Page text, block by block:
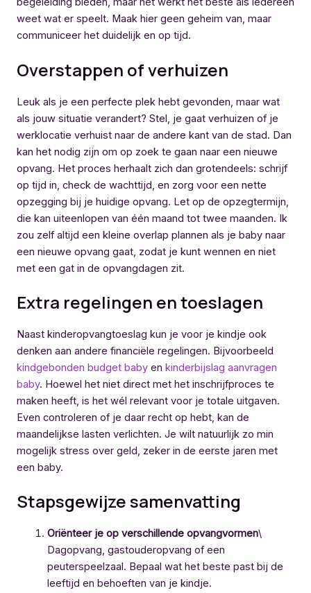
weet wat er speelt. Maak hier geen geheim van, maar
communiceer het duidelijk en op tijd.
Overstappen of verhuizen
Leuk als je een perfecte plek hebt gevonden, maar wat
als jouw situatie verandert? Stel, je gaat verhuizen of je
werklocatie verhuist naar de andere kant van de stad. Dan
kan het nodig zijn om op zoek te gaan naar een nieuwe
opvang. Het proces herhaalt zich dan grotendeels: schrijf
op tijd in, check de wachttijd, en zorg voor een nette
opzegging bij je huidige opvang. Let op de opzegtermijn,
die kan uiteenlopen van één maand tot twee maanden. Ik
zou zelf altijd een kleine overlap plannen als je baby naar
een nieuwe opvang gaat, zodat je kunt wennen en niet
met een gat in de opvangdagen zit.
Extra regelingen en toeslagen
Naast kinderopvangtoeslag kun je voor je kindje ook
denken aan andere financiële regelingen. Bijvoorbeeld
kindgebonden budget baby en kinderbijslag aanvragen
baby. Hoewel het niet direct met het inschrijfproces te
maken heeft, is het wél relevant voor je totale uitgaven.
Even controleren of je daar recht op hebt, kan de
maandelijkse lasten verlichten. Je wilt natuurlijk zo min
mogelijk stress over geld, zeker in de eerste jaren met
een baby.
Stapsgewijze samenvatting
Oriënteer je op verschillende opvangvormen\
Dagopvang, gastouderopvang of een
peuterspeelzaal. Bepaal wat het beste past bij de
leeftijd en behoeften van je kindje.